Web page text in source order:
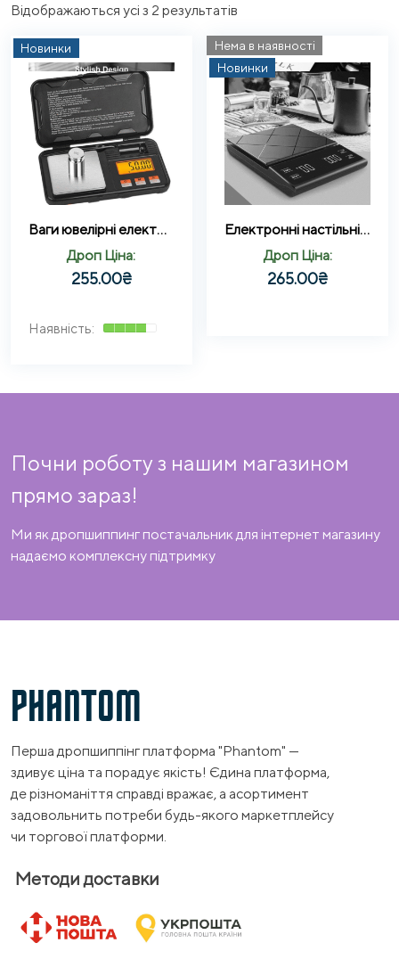
Відображаються усі з 2 результатів
latest
Новинки
Ваги ювелірні електронні 200г (0,01г) Weighing by weight
Дроп Ціна:
255.00₴
Нема в наявності
Новинки
Електронні настільні ваги з таймером для приготування їжі та з функцією тарування 0.1 г/3 кг
Дроп Ціна:
265.00₴
Почни роботу з нашим магазином
прямо зараз!
Ми як дропшиппинг постачальник для інтернет магазину
надаємо комплексну підтримку
PHANTOM
Перша дропшиппінг платформа "Phantom" —
здивує ціна та порадує якість! Єдина платформа,
де різноманіття справді вражає, а асортимент
задовольнить потреби будь-якого маркетплейсу
чи торгової платформи.
Методи доставки